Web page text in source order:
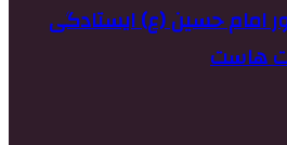
امام حسین (ع) ایستادگی
هاست